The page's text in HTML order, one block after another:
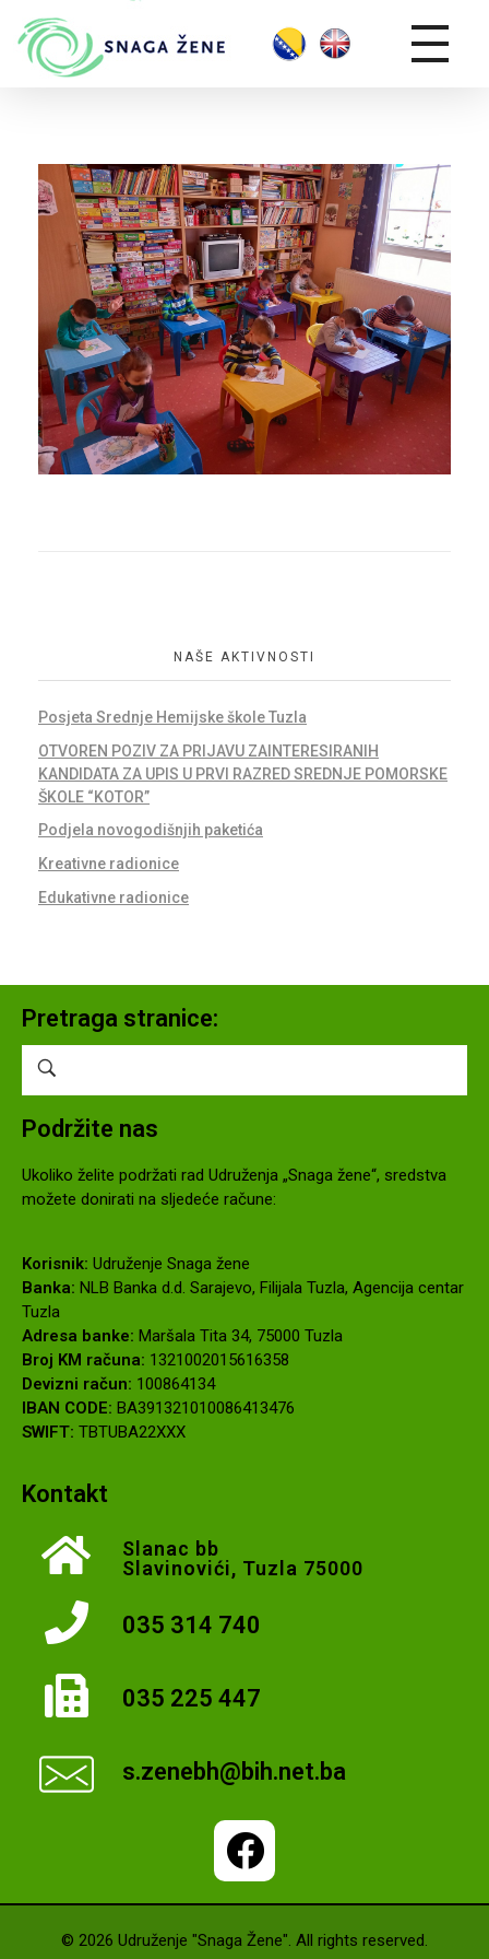
NAŠE AKTIVNOSTI
Posjeta Srednje Hemijske škole Tuzla
OTVOREN POZIV ZA PRIJAVU ZAINTERESIRANIH
KANDIDATA ZA UPIS U PRVI RAZRED SREDNJE POMORSKE
ŠKOLE “KOTOR”
Podjela novogodišnjih paketića
Kreativne radionice
Edukativne radionice
Pretraga stranice:
Podržite nas
Ukoliko želite podržati rad Udruženja „Snaga žene“, sredstva
možete donirati na sljedeće račune:
Korisnik: Udruženje Snaga žene
Banka: NLB Banka d.d. Sarajevo, Filijala Tuzla, Agencija centar
Tuzla
Adresa banke: Maršala Tita 34, 75000 Tuzla
Broj KM računa: 1321002015616358
Devizni račun: 100864134
IBAN CODE: BA391321010086413476
SWIFT: TBTUBA22XXX
Kontakt
Slanac bb
Slavinovići, Tuzla 75000
035 314 740
035 225 447
s.zenebh@bih.net.ba
© 2026 Udruženje "Snaga Žene". All rights reserved.